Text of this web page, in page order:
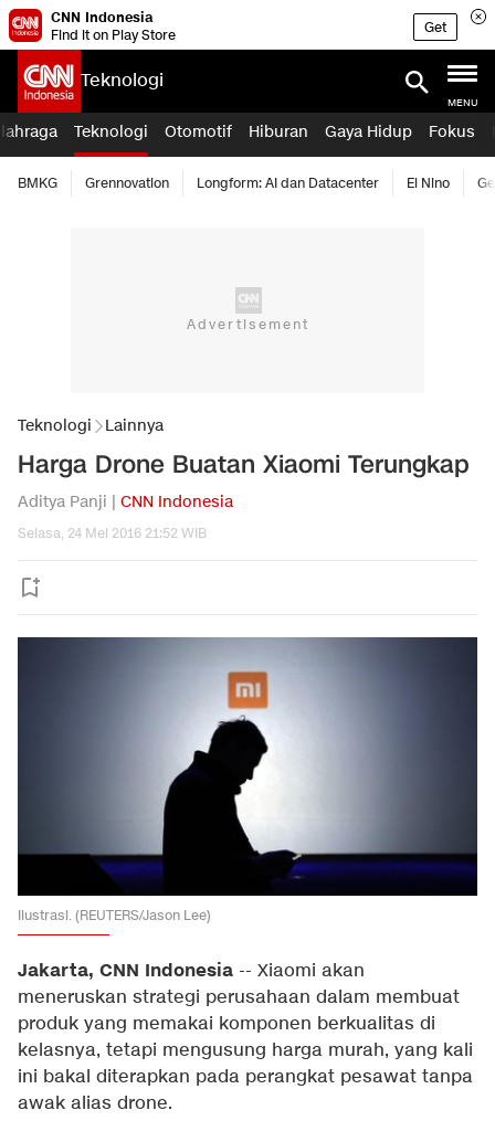
CNN Indonesia
Find it on Play Store
Get
Teknologi
MENU
Teknologi Otomotif Hiburan Gaya Hidup Fokus
BMKG Grennovation Longform: AI dan Datacenter El Nino
Teknologi Lainnya
Harga Drone Buatan Xiaomi Terungkap
Aditya Panji | CNN Indonesia
Selasa, 24 Mei 2016 21:52 WIB
Ilustrasi. (REUTERS/Jason Lee)
Jakarta, CNN Indonesia -- Xiaomi akan
meneruskan strategi perusahaan dalam membuat
produk yang memakai komponen berkualitas di
kelasnya, tetapi mengusung harga murah, yang kali
ini bakal diterapkan pada perangkat pesawat tanpa
awak alias drone.